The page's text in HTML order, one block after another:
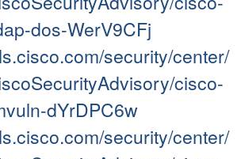
dos-WerV9CFj
security/center/
cisco-
dYrDPC6w
security/center/